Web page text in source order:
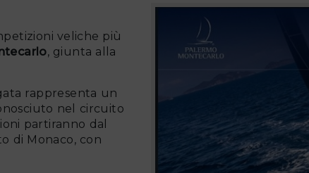
veliche più
, giunta alla
rappresenta un
nel circuito
partiranno dal
di Monaco, con